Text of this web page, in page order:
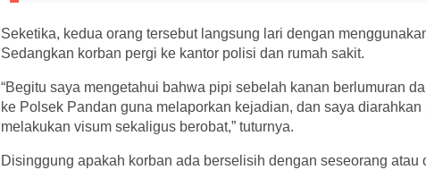
Seketika, kedua orang tersebut langsung lari dengan
Sedangkan korban pergi ke kantor polisi dan rumah sakit.
“Begitu saya mengetahui bahwa pipi sebelah kanan berlumuran
ke Polsek Pandan guna melaporkan kejadian, dan saya
melakukan visum sekaligus berobat,” tuturnya.
Disinggung apakah korban ada berselisih dengan seseorang